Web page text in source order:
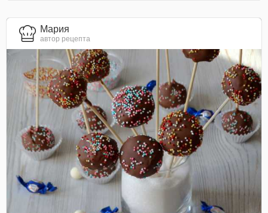
Мария
автор рецепта